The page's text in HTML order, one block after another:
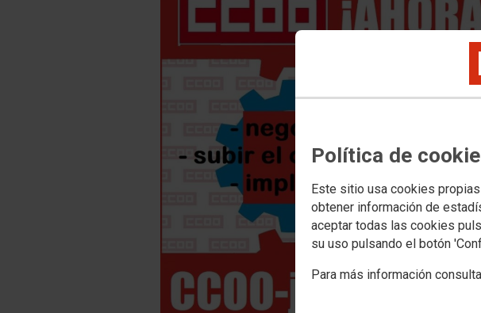
Política de
Este sitio usa cookies
obtener información de
aceptar todas las cookies
su uso pulsando el botón
Para más información